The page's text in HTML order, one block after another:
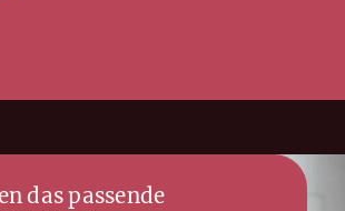
das passende